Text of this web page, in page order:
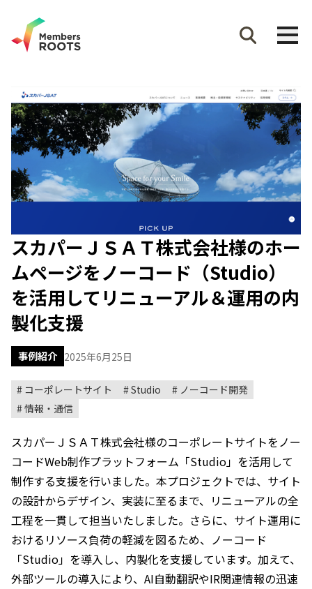
スカパーＪＳＡＴ株式会社様のホー
ムページをノーコード（Studio）
を活用してリニューアル＆運用の内
製化支援
事例紹介 2025年6月25日
コーポレートサイト Studio
ノーコード開発
情報・通信
スカパーＪＳＡＴ株式会社様のコーポレートサイトをノー
コードWeb制作プラットフォーム「Studio」を活用して
制作する支援を行いました。本プロジェクトでは、サイト
の設計からデザイン、実装に至るまで、リニューアルの全
工程を一貫して担当いたしました。さらに、サイト運用に
おけるリソース負荷の軽減を図るため、ノーコード
「Studio」を導入し、内製化を支援しています。加えて、
外部ツールの導入により、AI自動翻訳やIR関連情報の迅速